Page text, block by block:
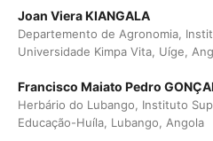
Joan Viera KIANGALA
Departemento de Agronomia,
Universidade Kimpa Vita, Uíge,
Francisco Maiato Pedro
Herbário do Lubango, Instituto
Educação-Huíla, Lubango, Angola